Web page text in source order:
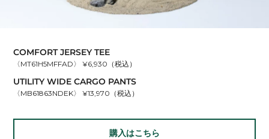
COMFORT JERSEY TEE
〈MT61H5MFFAD〉 ¥6,930（税込）
UTILITY WIDE CARGO PANTS
〈MB61863NDEK〉 ¥13,970（税込）
購入はこちら